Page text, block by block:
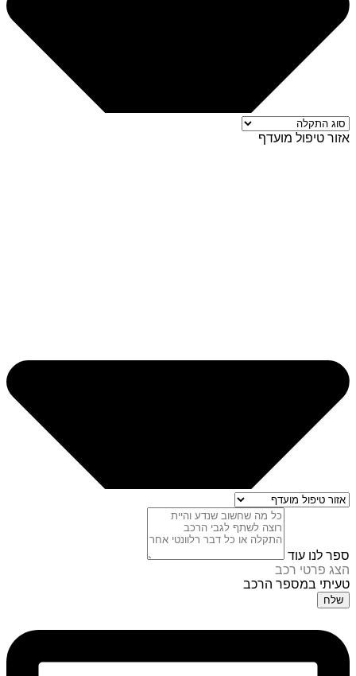
אזור טיפול מועדף
ספר לנו עוד
הצג פרטי רכב
טעיתי במספר הרכב
שלח